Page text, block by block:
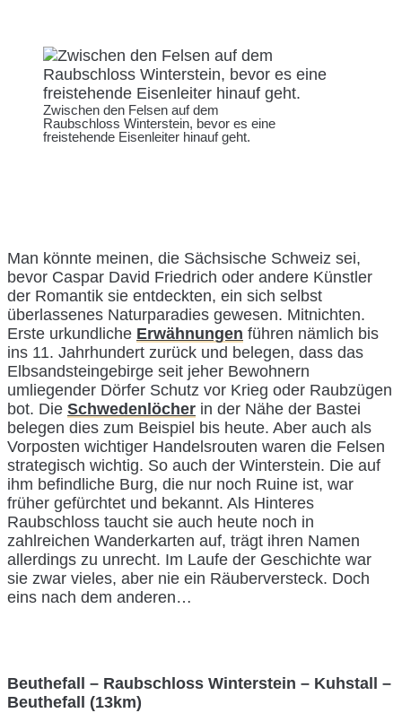
Zwischen den Felsen auf dem
Raubschloss Winterstein, bevor es eine
freistehende Eisenleiter hinauf geht.
Man könnte meinen, die Sächsische Schweiz sei,
bevor Caspar David Friedrich oder andere Künstler
der Romantik sie entdeckten, ein sich selbst
überlassenes Naturparadies gewesen. Mitnichten.
Erste urkundliche Erwähnungen führen nämlich bis
ins 11. Jahrhundert zurück und belegen, dass das
Elbsandsteingebirge seit jeher Bewohnern
umliegender Dörfer Schutz vor Krieg oder Raubzügen
bot. Die Schwedenlöcher in der Nähe der Bastei
belegen dies zum Beispiel bis heute. Aber auch als
Vorposten wichtiger Handelsrouten waren die Felsen
strategisch wichtig. So auch der Winterstein. Die auf
ihm befindliche Burg, die nur noch Ruine ist, war
früher gefürchtet und bekannt. Als Hinteres
Raubschloss taucht sie auch heute noch in
zahlreichen Wanderkarten auf, trägt ihren Namen
allerdings zu unrecht. Im Laufe der Geschichte war
sie zwar vieles, aber nie ein Räuberversteck. Doch
eins nach dem anderen…
Beuthefall – Raubschloss Winterstein – Kuhstall –
Beuthefall (13km)